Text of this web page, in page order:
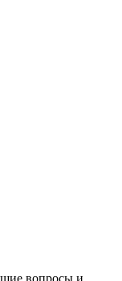
вопросы и